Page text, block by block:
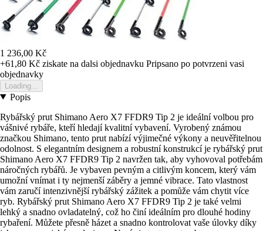
1 236,00 Kč
+61,80 Kč ziskate na dalsi objednavku Pripsano po potvrzeni vasi
objednavky
Loading...
Popis
Rybářský prut Shimano Aero X7 FFDR9 Tip 2 je ideální volbou pro
vášnivé rybáře, kteří hledají kvalitní vybavení. Vyrobený známou
značkou Shimano, tento prut nabízí výjimečné výkony a neuvěřitelnou
odolnost. S elegantním designem a robustní konstrukcí je rybářský prut
Shimano Aero X7 FFDR9 Tip 2 navržen tak, aby vyhovoval potřebám
náročných rybářů. Je vybaven pevným a citlivým koncem, který vám
umožní vnímat i ty nejmenší záběry a jemné vibrace. Tato vlastnost
vám zaručí intenzivnější rybářský zážitek a pomůže vám chytit více
ryb. Rybářský prut Shimano Aero X7 FFDR9 Tip 2 je také velmi
lehký a snadno ovladatelný, což ho činí ideálním pro dlouhé hodiny
rybaření. Můžete přesně házet a snadno kontrolovat vaše úlovky díky